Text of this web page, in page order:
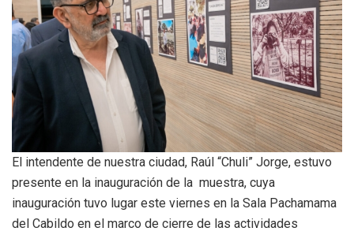
El intendente de nuestra ciudad, Raúl “Chuli” Jorge, estuvo
presente en la inauguración de la muestra, cuya
inauguración tuvo lugar este viernes en la Sala Pachamama
del Cabildo en el marco de cierre de las actividades